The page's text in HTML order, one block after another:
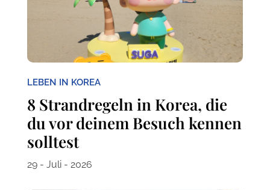
LEBEN IN KOREA
8 Strandregeln in Korea, die
du vor deinem Besuch kennen
solltest
29 - Juli - 2026